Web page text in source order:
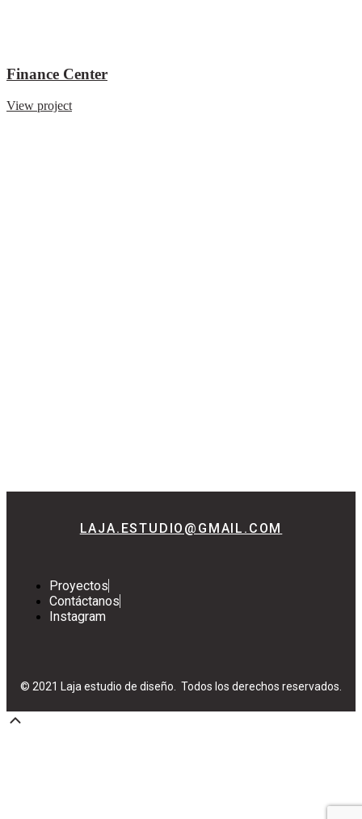
Finance Center
View project
LAJA.ESTUDIO@GMAIL.COM
Proyectos
Contáctanos
Instagram
© 2021 Laja estudio de diseño. Todos los derechos reservados.